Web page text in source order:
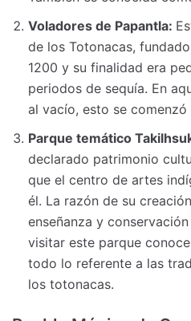
Voladores de Papantla:
de los Totonacas,
1200 y su finalidad era
periodos de sequía. En
al vacío, esto se
Parque temático
declarado patrimonio
que el centro de artes
él. La razón de su
enseñanza y
visitar este parque
todo lo referente a las
los totonacas.